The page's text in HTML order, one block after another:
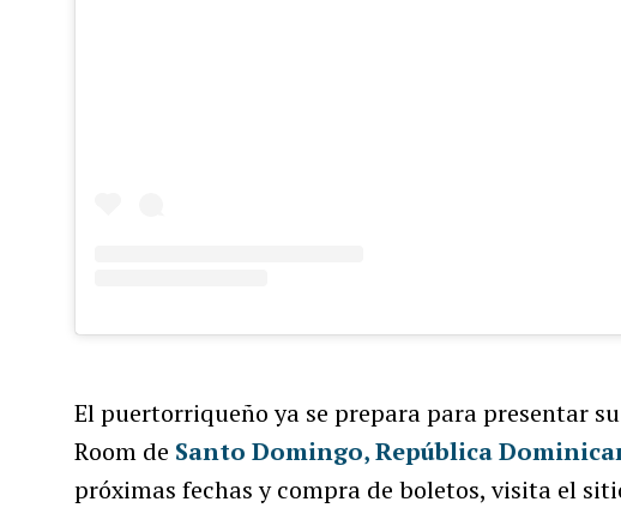
El puertorriqueño ya se prepara para presentar
Room de Santo Domingo, República Dominica
próximas fechas y compra de boletos, visita el